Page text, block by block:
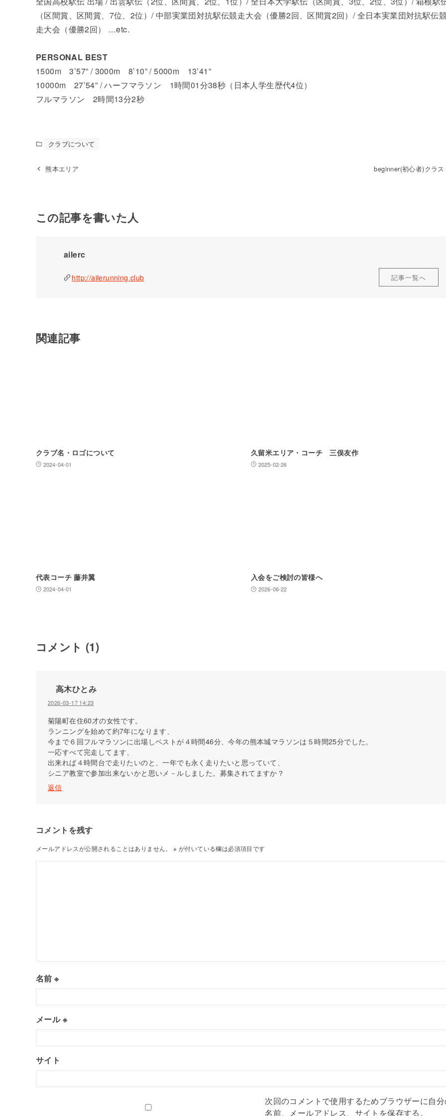
（区間賞、区間賞、7位、2位）/ 中部実業団対抗駅伝競走大会（優勝2回、区間賞2回）/ 全日本実業団対抗駅伝
走大会（優勝2回） …etc.
PERSONAL BEST
1500m 3’57” / 3000m 8’10” / 5000m 13’41”
10000m 27’54” / ハーフマラソン 1時間01分38秒（日本人学生歴代4位）
フルマラソン 2時間13分2秒
クラブについて
熊本エリア beginner(初心者)クラス
この記事を書いた人
ailerc
http://ailerunning.club 記事一覧へ
関連記事
クラブ名・ロゴについて
2024-04-01
久留米エリア・コーチ 三俣友作
2025-02-26
代表コーチ 藤井翼
2024-04-01
入会をご検討の皆様へ
2026-06-22
コメント (1)
高木ひとみ
2026-03-17 14:23
菊陽町在住60才の女性です。
ランニングを始めて約7年になります、
今まで６回フルマラソンに出場しベストが４時間46分、今年の熊本城マラソンは５時間25分でした。
一応すべて完走してます、
出来れば４時間台で走りたいのと、一年でも永く走りたいと思っていて、
シニア教室で参加出来ないかと思いメ－ルしました。募集されてますか？
返信
コメントを残す
メールアドレスが公開されることはありません。 ※ が付いている欄は必須項目です
名前※
メール※
サイト
次回のコメントで使用するためブラウザーに自
名前、メールアドレス、サイトを保存する。